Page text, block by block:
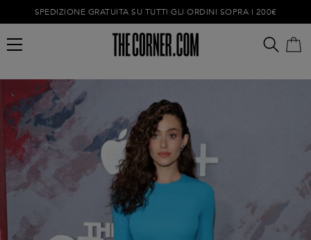
SPEDIZIONE GRATUITA SU TUTTI GLI ORDINI SOPRA I 200€
Carrello vuoto